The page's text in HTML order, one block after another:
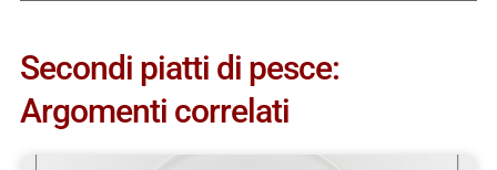
Secondi piatti di pesce:
Argomenti correlati